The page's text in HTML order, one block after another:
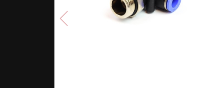
Poprzedni